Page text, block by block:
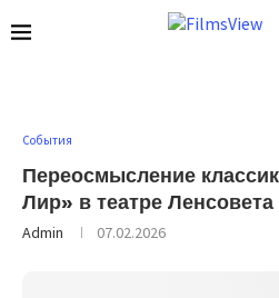
События
Переосмысление
Лир» в театре Ленсовета
Admin 07.02.2026